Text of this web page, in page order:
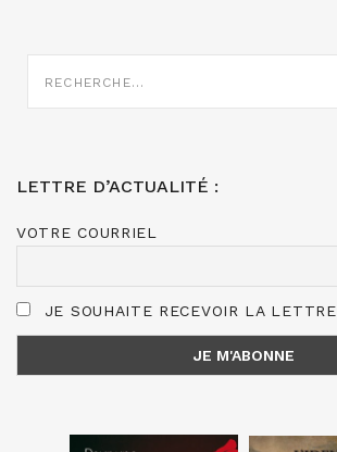
SUR
LETTRE D’ACTUALITÉ :
VOTRE COURRIEL
JE SOUHAITE RECEVOIR LA LETTRE